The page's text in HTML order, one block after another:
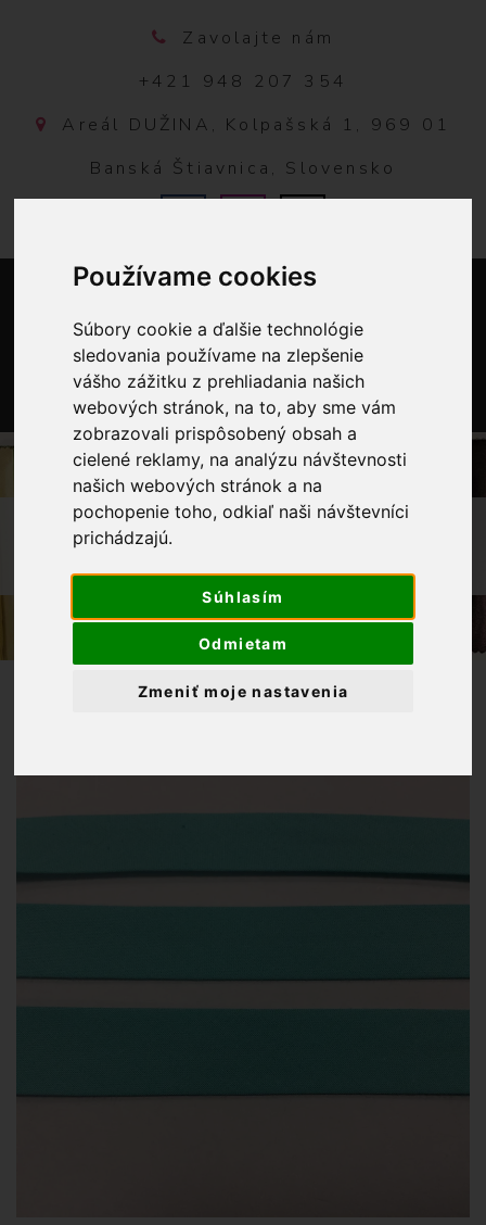
Používame cookies
Súbory cookie a ďalšie technológie
sledovania používame na zlepšenie
vášho zážitku z prehliadania našich
webových stránok, na to, aby sme vám
zobrazovali prispôsobený obsah a
cielené reklamy, na analýzu návštevnosti
našich webových stránok a na
pochopenie toho, odkiaľ naši návštevníci
prichádzajú.
Súhlasím
Odmietam
Zmeniť moje nastavenia
Zavolajte nám
+421 948 207 354
Areál DUŽINA, Kolpašská 1, 969 01
Banská Štiavnica, Slovensko
0
OBCHOD
GALANTÉRIA
ŠIKMÝ PRÚŽOK BAVLNA 20MM
TYRKYSOVÁ